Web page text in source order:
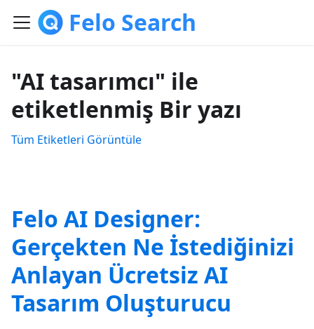
Felo Search
"AI tasarımcı" ile
etiketlenmiş Bir yazı
Tüm Etiketleri Görüntüle
Felo AI Designer:
Gerçekten Ne İstediğinizi
Anlayan Ücretsiz AI
Tasarım Oluşturucu